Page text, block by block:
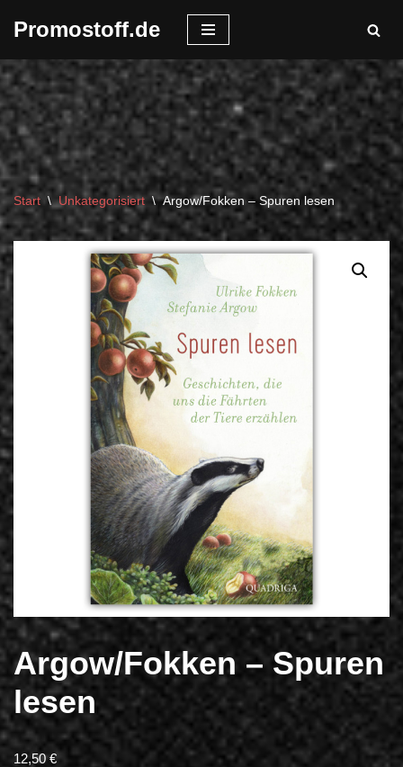
Inhalt
springen
Promostoff.de
Start \ Unkategorisiert \ Argow/Fokken – Spuren lesen
Argow/Fokken – Spuren
lesen
12,50€